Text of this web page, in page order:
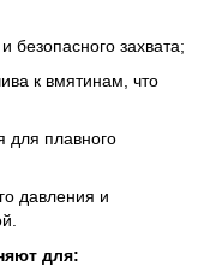
безопасного захвата;
к вмятинам, что
для плавного
давления и
для: